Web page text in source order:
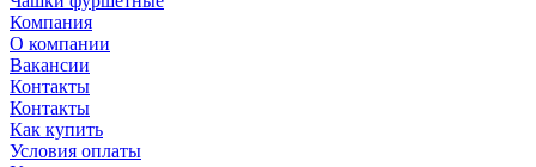
Компания
О компании
Вакансии
Контакты
Контакты
Как купить
Условия оплаты